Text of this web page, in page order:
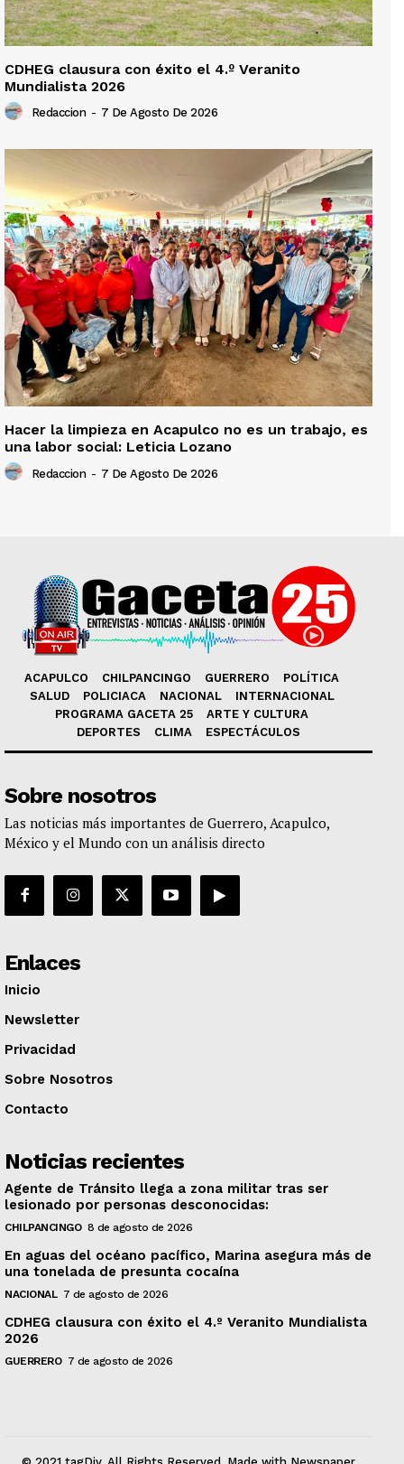
CDHEG clausura con éxito el 4.º Veranito
Mundialista 2026
Redaccion - 7 De Agosto De 2026
Hacer la limpieza en Acapulco no es un trabajo, es
una labor social: Leticia Lozano
Redaccion - 7 De Agosto De 2026
ACAPULCO CHILPANCINGO GUERRERO
POLÍTICA
SALUD
POLICIACA NACIONAL
INTERNACIONAL
PROGRAMA GACETA 25
ARTE Y CULTURA
DEPORTES
CLIMA ESPECTÁCULOS
Sobre nosotros
Las noticias más importantes de Guerrero, Acapulco,
México y el Mundo con un análisis directo
Enlaces
Inicio
Newsletter
Privacidad
Sobre Nosotros
Contacto
Noticias recientes
Agente de Tránsito llega a zona militar tras ser
lesionado por personas desconocidas:
CHILPANCINGO 8 de agosto de 2026
En aguas del océano pacífico, Marina asegura más de
una tonelada de presunta cocaína
NACIONAL 7 de agosto de 2026
CDHEG clausura con éxito el 4.º Veranito Mundialista
2026
GUERRERO 7 de agosto de 2026